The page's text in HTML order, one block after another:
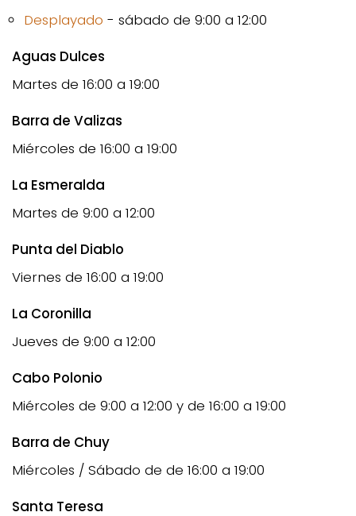
Desplayado - sábado de 9:00 a 12:00
Aguas Dulces
Martes de 16:00 a 19:00
Barra de Valizas
Miércoles de 16:00 a 19:00
La Esmeralda
Martes de 9:00 a 12:00
Punta del Diablo
Viernes de 16:00 a 19:00
La Coronilla
Jueves de 9:00 a 12:00
Cabo Polonio
Miércoles de 9:00 a 12:00 y de 16:00 a 19:00
Barra de Chuy
Miércoles / Sábado de de 16:00 a 19:00
Santa Teresa